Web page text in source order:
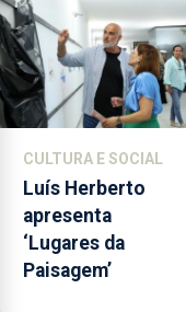
CULTURA E SOCIAL
Luís Herberto
apresenta
‘Lugares da
Paisagem’